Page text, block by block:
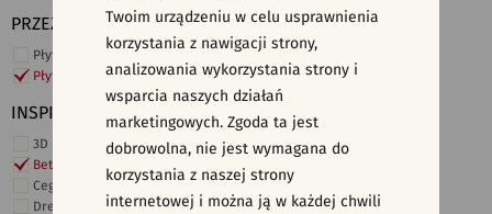
PRZEZNACZENIE
Płytki ścienne
Płytki podłogowe
INSPIRACJE
3D i struktury
Beton
Cegiełki
Drewno
Twoim urządzeniu w celu usprawnienia
korzystania z nawigacji strony,
analizowania wykorzystania strony i
wsparcia naszych działań
marketingowych. Zgoda ta jest
dobrowolna, nie jest wymagana do
korzystania z naszej strony
internetowej i można ją w każdej chwili